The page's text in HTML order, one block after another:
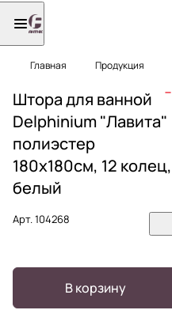
Главная Продукция
Штора для ванной
Delphinium "Лавита"
полиэстер
180х180см, 12 колец,
белый
Арт.104268
В корзину